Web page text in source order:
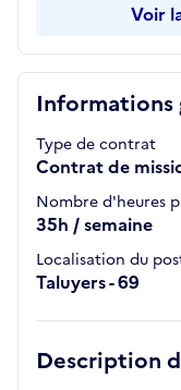
Informations
Type de contrat
Contrat de
Nombre d'heures
35h / semaine
Localisation du
Taluyers - 69
Description
Voir